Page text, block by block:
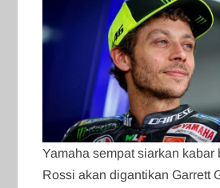
Yamaha sempat siarkan kabar
Rossi akan digantikan Garrett